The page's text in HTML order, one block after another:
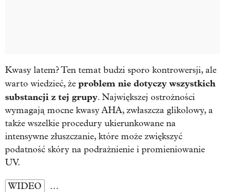
Kwasy latem? Ten temat budzi sporo kontrowersji, ale
warto wiedzieć, że problem nie dotyczy wszystkich
substancji z tej grupy. Największej ostrożności
wymagają mocne kwasy AHA, zwłaszcza glikolowy, a
także wszelkie procedury ukierunkowane na
intensywne złuszczanie, które może zwiększyć
podatność skóry na podrażnienie i promieniowanie
UV.
WIDEO …